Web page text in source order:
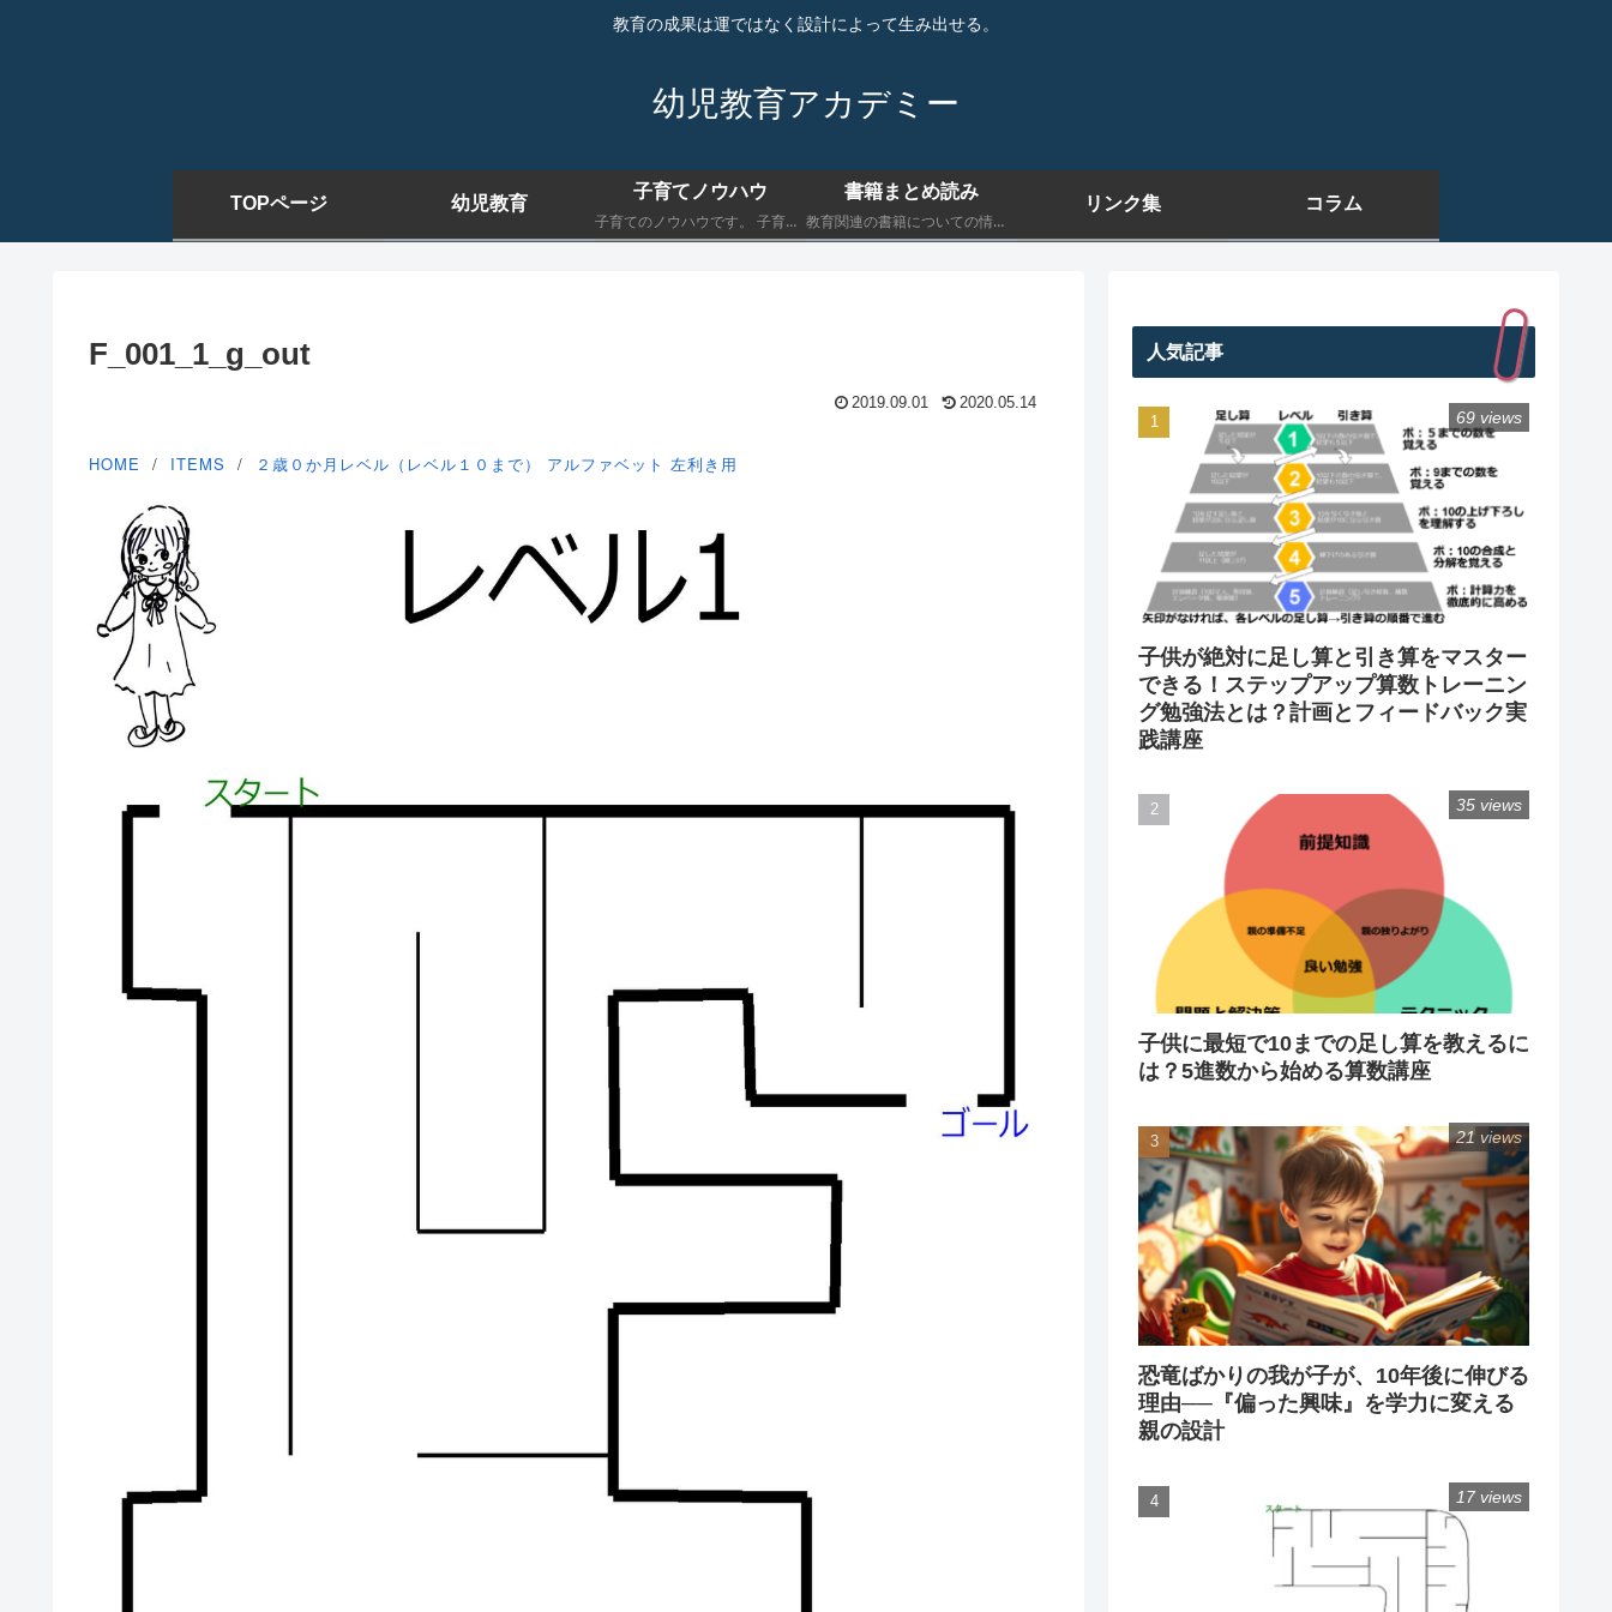
教育の成果は運ではなく設計によって生み出せる。
幼児教育アカデミー
TOPページ 幼児教育
子育てノウハウ
子育てのノウハウです。 子育てにおいて最低限知っておくべきことを書きます。
書籍まとめ読み
教育関連の書籍についての情報です。 子育てにおいて最低限知っておくべきことを書きます。
リンク集 コラム
F_001_1_g_out
2019.09.01 2020.05.14
HOME ITEMS ２歳０か月レベル（レベル１０まで） アルファベット 左利き用
人気記事
子供が絶対に足し算と引き算をマスター
できる！ステップアップ算数トレーニン
グ勉強法とは？計画とフィードバック実
践講座
69 views
子供に最短で10までの足し算を教えるに
は？5進数から始める算数講座
35 views
恐竜ばかりの我が子が、10年後に伸びる
理由──『偏った興味』を学力に変える
親の設計
21 views
17 views